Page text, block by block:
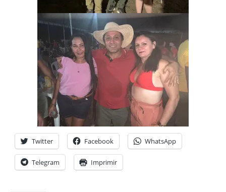
Twitter Facebook WhatsApp
Telegram Imprimir